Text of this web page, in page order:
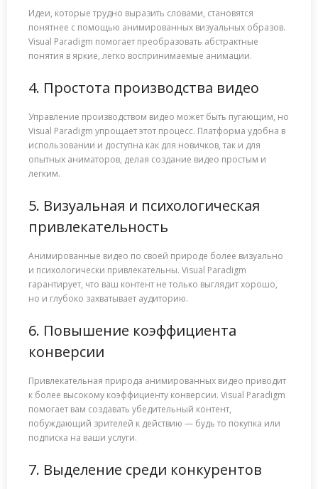
Идеи, которые трудно выразить словами, становятся
понятнее с помощью анимированных визуальных образов.
Visual Paradigm помогает преобразовать абстрактные
понятия в яркие, легко воспринимаемые анимации.
4. Простота производства видео
Управление производством видео может быть пугающим, но
Visual Paradigm упрощает этот процесс. Платформа удобна в
использовании и доступна как для новичков, так и для
опытных аниматоров, делая создание видео простым и
легким.
5. Визуальная и психологическая
привлекательность
Анимированные видео по своей природе более визуально
и психологически привлекательны. Visual Paradigm
гарантирует, что ваш контент не только выглядит хорошо,
но и глубоко захватывает аудиторию.
6. Повышение коэффициента
конверсии
Привлекательная природа анимированных видео приводит
к более высокому коэффициенту конверсии. Visual Paradigm
помогает вам создавать убедительный контент,
побуждающий зрителей к действию — будь то покупка или
подписка на ваши услуги.
7. Выделение среди конкурентов